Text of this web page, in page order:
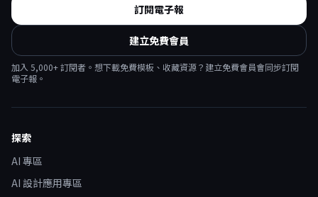
訂閱電子報
建立免費會員
加入 5,000+ 訂閱者。想下載免費模板、收藏資源？建立免費會員會同步訂閱
電子報。
探索
AI 專區
AI 設計應用專區